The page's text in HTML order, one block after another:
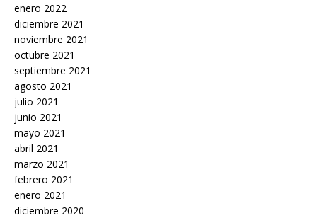
enero 2022
diciembre 2021
noviembre 2021
octubre 2021
septiembre 2021
agosto 2021
julio 2021
junio 2021
mayo 2021
abril 2021
marzo 2021
febrero 2021
enero 2021
diciembre 2020